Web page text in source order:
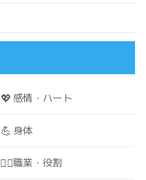
💖 感情・ハート
💪 身体
🧑‍⚕️職業・役割